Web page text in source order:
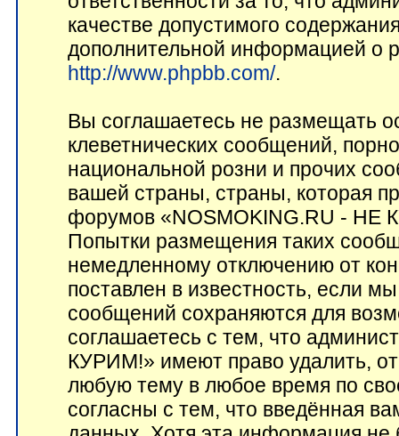
качестве допустимого
дополнительной информацией о
http://www.phpbb.com/.
Вы соглашаетесь не размещать
клеветнических сообщений,
национальной розни и прочих
вашей страны, страны, которая
форумов «NOSMOKING.RU - НЕ
Попытки размещения таких
немедленному отключению от
поставлен в известность, если
сообщений сохраняются для
соглашаетесь с тем, что
КУРИМ!» имеют право удалить,
любую тему в любое время по
согласны с тем, что введённая